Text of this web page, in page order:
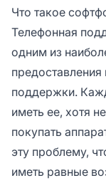
Что такое
Телефонная
одним из
поддержки.
иметь ее, хотя
покупать
эту проблему,
иметь равные